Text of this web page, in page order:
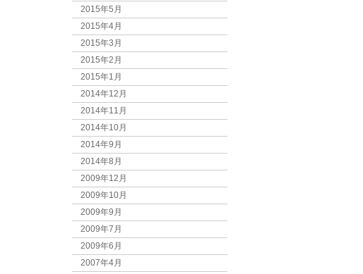
2015年5月
2015年4月
2015年3月
2015年2月
2015年1月
2014年12月
2014年11月
2014年10月
2014年9月
2014年8月
2009年12月
2009年10月
2009年9月
2009年7月
2009年6月
2007年4月